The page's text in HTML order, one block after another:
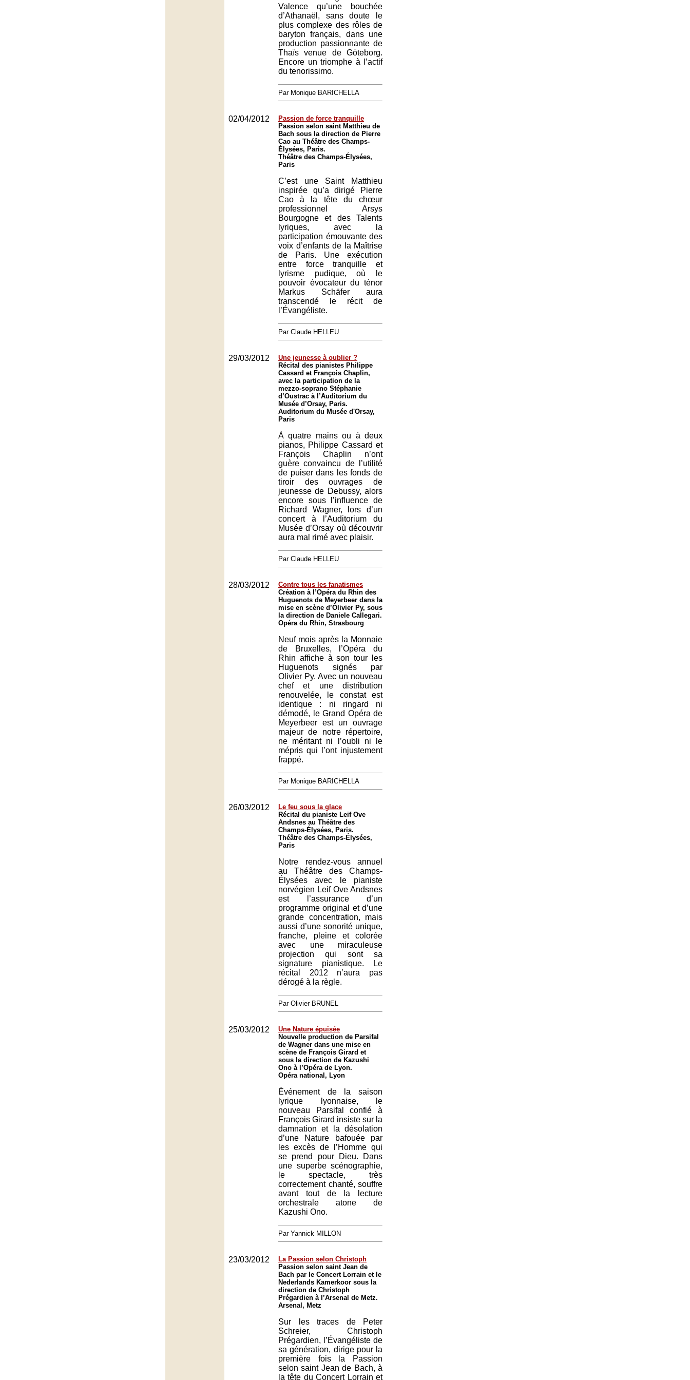
Valence qu’une bouchée
d’Athanaël, sans doute le
plus complexe des rôles de
baryton français, dans une
production passionnante de
Thaïs venue de Göteborg.
Encore un triomphe à l’actif
du tenorissimo.
Par Monique BARICHELLA
02/04/2012
Passion de force tranquille
Passion selon saint Matthieu de
Bach sous la direction de Pierre
Cao au Théâtre des Champs-
Élysées, Paris.
Théâtre des Champs-Élysées,
Paris
C’est une Saint Matthieu
inspirée qu’a dirigé Pierre
Cao à la tête du chœur
professionnel Arsys
Bourgogne et des Talents
lyriques, avec la
participation émouvante des
voix d’enfants de la Maîtrise
de Paris. Une exécution
entre force tranquille et
lyrisme pudique, où le
pouvoir évocateur du ténor
Markus Schäfer aura
transcendé le récit de
l’Évangéliste.
Par Claude HELLEU
29/03/2012
Une jeunesse à oublier ?
Récital des pianistes Philippe
Cassard et François Chaplin,
avec la participation de la
mezzo-soprano Stéphanie
d’Oustrac à l’Auditorium du
Musée d’Orsay, Paris.
Auditorium du Musée d'Orsay,
Paris
À quatre mains ou à deux
pianos, Philippe Cassard et
François Chaplin n’ont
guère convaincu de l’utilité
de puiser dans les fonds de
tiroir des ouvrages de
jeunesse de Debussy, alors
encore sous l’influence de
Richard Wagner, lors d’un
concert à l’Auditorium du
Musée d’Orsay où découvrir
aura mal rimé avec plaisir.
Par Claude HELLEU
28/03/2012
Contre tous les fanatismes
Création à l’Opéra du Rhin des
Huguenots de Meyerbeer dans la
mise en scène d’Olivier Py, sous
la direction de Daniele Callegari.
Opéra du Rhin, Strasbourg
Neuf mois après la Monnaie
de Bruxelles, l’Opéra du
Rhin affiche à son tour les
Huguenots signés par
Olivier Py. Avec un nouveau
chef et une distribution
renouvelée, le constat est
identique : ni ringard ni
démodé, le Grand Opéra de
Meyerbeer est un ouvrage
majeur de notre répertoire,
ne méritant ni l’oubli ni le
mépris qui l’ont injustement
frappé.
Par Monique BARICHELLA
26/03/2012
Le feu sous la glace
Récital du pianiste Leif Ove
Andsnes au Théâtre des
Champs-Élysées, Paris.
Théâtre des Champs-Élysées,
Paris
Notre rendez-vous annuel
au Théâtre des Champs-
Élysées avec le pianiste
norvégien Leif Ove Andsnes
est l’assurance d’un
programme original et d’une
grande concentration, mais
aussi d’une sonorité unique,
franche, pleine et colorée
avec une miraculeuse
projection qui sont sa
signature pianistique. Le
récital 2012 n’aura pas
dérogé à la règle.
Par Olivier BRUNEL
25/03/2012
Une Nature épuisée
Nouvelle production de Parsifal
de Wagner dans une mise en
scène de François Girard et
sous la direction de Kazushi
Ono à l’Opéra de Lyon.
Opéra national, Lyon
Événement de la saison
lyrique lyonnaise, le
nouveau Parsifal confié à
François Girard insiste sur la
damnation et la désolation
d’une Nature bafouée par
les excès de l’Homme qui
se prend pour Dieu. Dans
une superbe scénographie,
le spectacle, très
correctement chanté, souffre
avant tout de la lecture
orchestrale atone de
Kazushi Ono.
Par Yannick MILLON
23/03/2012
La Passion selon Christoph
Passion selon saint Jean de
Bach par le Concert Lorrain et le
Nederlands Kamerkoor sous la
direction de Christoph
Prégardien à l’Arsenal de Metz.
Arsenal, Metz
Sur les traces de Peter
Schreier, Christoph
Prégardien, l’Évangéliste de
sa génération, dirige pour la
première fois la Passion
selon saint Jean de Bach, à
la tête du Concert Lorrain et